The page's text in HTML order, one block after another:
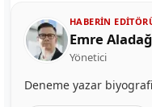
HABERIN
Emre Aladağ
Yönetici
Deneme yazar